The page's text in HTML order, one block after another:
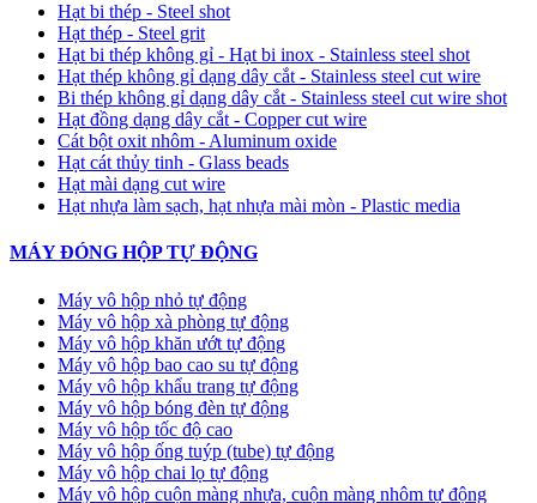
Hạt bi thép - Steel shot
Hạt thép - Steel grit
Hạt bi thép không gỉ - Hạt bi inox - Stainless steel shot
Hạt thép không gỉ dạng dây cắt - Stainless steel cut wire
Bi thép không gỉ dạng dây cắt - Stainless steel cut wire shot
Hạt đồng dạng dây cắt - Copper cut wire
Cát bột oxit nhôm - Aluminum oxide
Hạt cát thủy tinh - Glass beads
Hạt mài dạng cut wire
Hạt nhựa làm sạch, hạt nhựa mài mòn - Plastic media
MÁY ĐÓNG HỘP TỰ ĐỘNG
Máy vô hộp nhỏ tự động
Máy vô hộp xà phòng tự động
Máy vô hộp khăn ướt tự động
Máy vô hộp bao cao su tự động
Máy vô hộp khẩu trang tự động
Máy vô hộp bóng đèn tự động
Máy vô hộp tốc độ cao
Máy vô hộp ống tuýp (tube) tự động
Máy vô hộp chai lọ tự động
Máy vô hộp cuộn màng nhựa, cuộn màng nhôm tự động